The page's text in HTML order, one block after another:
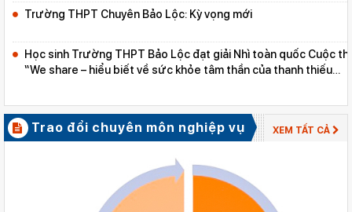
Trường THPT Chuyên Bảo Lộc: Kỳ vọng mới
Học sinh Trường THPT Bảo Lộc đạt giải Nhì toàn quốc Cuộc thi
“We share – hiểu biết về sức khỏe tâm thần của thanh thiếu
Trao đổi chuyên môn nghiệp vụ XEM TẤT CẢ